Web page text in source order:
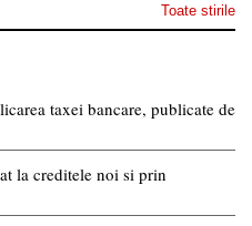
Toate stirile
taxei bancare, publicate de
la creditele noi si prin